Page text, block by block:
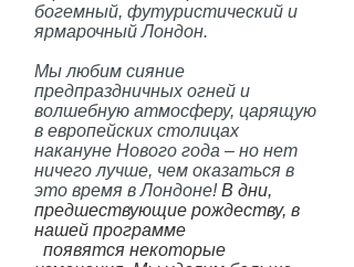
богемный, футуристический и
ярмарочный Лондон.
Мы любим сияние
предпраздничных огней и
волшебную атмосферу, царящую
в европейских столицах
накануне Нового года – но нет
ничего лучше, чем оказаться в
это время в Лондоне!В дни,
предшествующие рождеству, в
нашей программе
появятся некоторые